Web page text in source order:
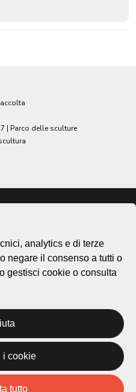
| Parco delle sculture
Cattaneo 1
analytics e di terze
negare il consenso a tutti o
gestisci cookie o consulta
i cookie
tutto